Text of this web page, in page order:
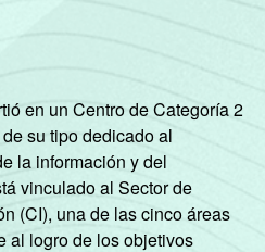
en un Centro de Categoría 2
su tipo dedicado al
la información y del
vinculado al Sector de
(CI), una de las cinco áreas
al logro de los objetivos